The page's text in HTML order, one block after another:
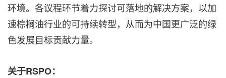
环境。各议程环节着力探讨可落地的解决方案，以加
速棕榈油行业的可持续转型，从而为中国更广泛的绿
色发展目标贡献力量。
关于RSPO：